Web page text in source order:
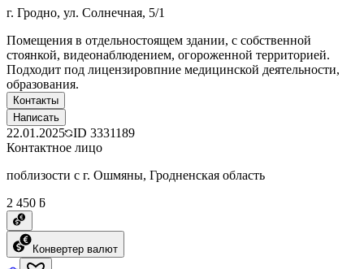
г. Гродно, ул. Солнечная, 5/1
Помещения в отдельностоящем здании, с собственной
стоянкой, видеонаблюдением, огороженной территорией.
Подходит под лицензировпние медицинской деятельности,
образования.
Контакты
Написать
22.01.2025 ID 3331189
Контактное лицо
поблизости с г. Ошмяны, Гродненская область
2 450 ƃ
Конвертер валют